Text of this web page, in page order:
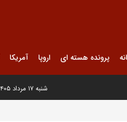
پرونده هسته ای اروپا آمریکا
شنبه ۱۷ مرداد ۱۴۰۵